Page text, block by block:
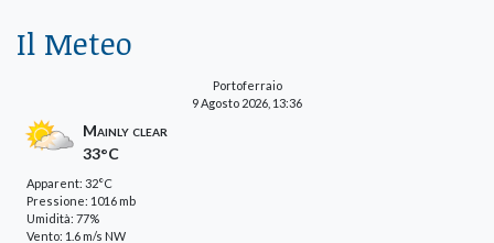
Il Meteo
Portoferraio
9 Agosto 2026, 13:36
Mainly clear
33°C
Apparent: 32°C
Pressione: 1016 mb
Umidità: 77%
Vento: 1.6 m/s NW